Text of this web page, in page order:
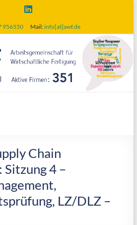
956550 Mail:info[at]awf.de
Chain
4 –
LZ/DLZ –